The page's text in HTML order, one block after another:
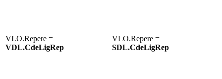
VLO.Repere =
VDL.CdeLigRep
VLO.Repere =
SDL.CdeLigRep